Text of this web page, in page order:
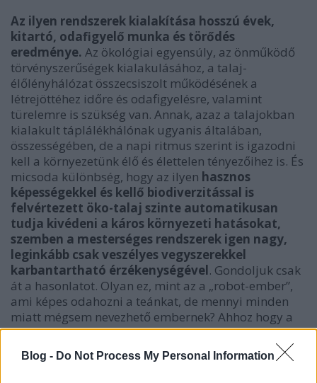
Blog - Do Not Process My Personal Information
Az ilyen rendszerek kialakítása hosszú évek,
kitartó, odafigyelő munka és törődés
eredménye. Az ökológiai egyensúly, az önműködő
törvényszerűségek kialakulásához, a talaj-
élőlényhálózat összecsiszolt működésének a
létrejöttéhez időre és odafigyelésre, valamint
türelemre is szükség van. Annak, azaz a talajokban
kialakult táplálékhálónak ugyanis általában,
összességében, de a napi ritmus szerint is igazodni
kell a környezetünk élő és élettelen tényezőihez is. És
micsoda különbség, hogy az ilyen hasznos
képességekkel és kellő biodiverzitással is
felvértezett öko-talaj szinte automatikusan
tudja kivédeni a káros környezeti hatásokat,
szemben a mesterséges rendszerek igen nagy,
leginkább csak veszélyes vegyszerekkel
karbantartható érzékenységével. Gondoljuk csak
át a hasonlatot. Olyan ez, mint az a „robot-ember”,
ami képes odahozni a teánkat, de mennyi minden
miatt mégsem nevezhető embernek? Ahhoz hogy a
meghatározott feladatot elvégezze, mennyire
szükség van a külső ellenőrzések állandó jelenlétére,
kontrolljára!